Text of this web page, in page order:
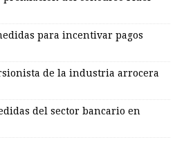
para incentivar pagos
de la industria arrocera
del sector bancario en